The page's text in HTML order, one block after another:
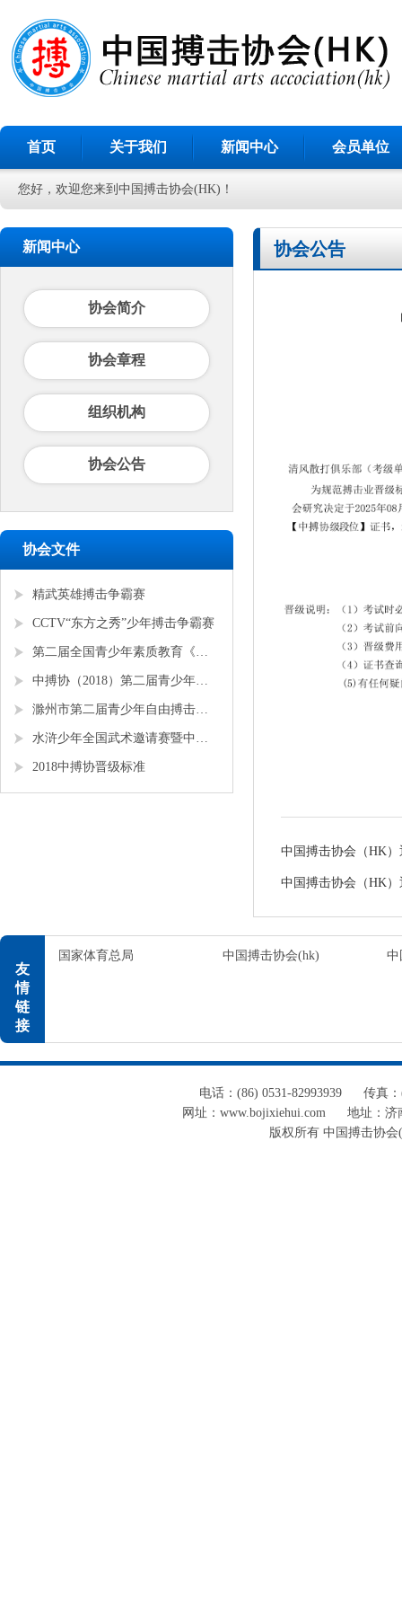
首页 关于我们 新闻中心 会员单位
您好，欢迎您来到中国搏击协会(HK)！
新闻中心
协会简介
协会章程
组织机构
协会公告
协会文件
精武英雄搏击争霸赛
CCTV“东方之秀”少年搏击争霸赛
第二届全国青少年素质教育《勇者争锋》搏击锦标赛
中搏协（2018）第二届青少年锦标赛
滁州市第二届青少年自由搏击全国邀请赛
水浒少年全国武术邀请赛暨中搏协青少年搏击锦标赛
2018中搏协晋级标准
协会公告
中国搏击协会（HK）
中国搏击协会（HK）
友
情
链
接
国家体育总局 中国搏击协会(hk) 中
电话：(86) 0531-82993939
传真
网址：www.bojixiehui.com
地址：济
版权所有 中国搏击协会